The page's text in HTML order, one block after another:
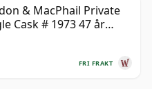
& MacPhail Private
Cask # 1973 47 år
FRI FRAKT